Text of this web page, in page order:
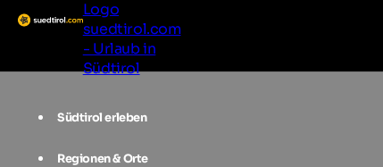
Logo
suedtirol.com
- Urlaub in
Südtirol
Südtirol erleben
Regionen & Orte